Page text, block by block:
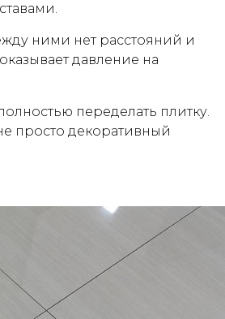
ними нет расстояний и
давление на
переделать плитку.
просто декоративный